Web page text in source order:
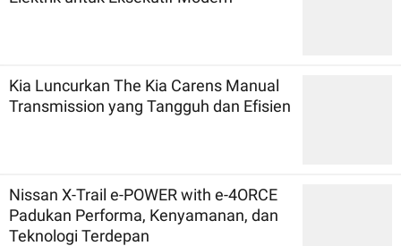
Kia Luncurkan The Kia Carens Manual
Transmission yang Tangguh dan Efisien
Nissan X-Trail e-POWER with e-4ORCE
Padukan Performa, Kenyamanan, dan
Teknologi Terdepan